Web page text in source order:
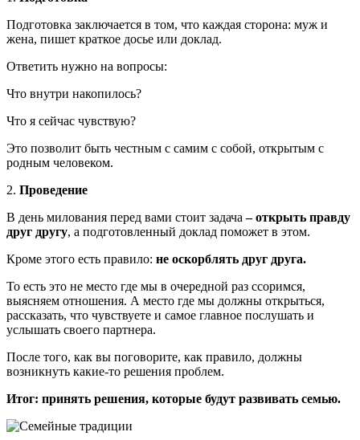
Подготовка заключается в том, что каждая сторона: муж и
жена, пишет краткое досье или доклад.
Ответить нужно на вопросы:
Что внутри накопилось?
Что я сейчас чувствую?
Это позволит быть честным с самим с собой, открытым с
родным человеком.
2. Проведение
В день милования перед вами стоит задача– открыть правду
друг другу, а подготовленный доклад поможет в этом.
Кроме этого есть правило: не оскорблять друг друга.
То есть это не место где мы в очередной раз ссоримся,
выясняем отношения. А место где мы должны открыться,
рассказать, что чувствуете и самое главное послушать и
услышать своего партнера.
После того, как вы поговорите, как правило, должны
возникнуть какие-то решения проблем.
Итог: принять решения, которые будут развивать семью.